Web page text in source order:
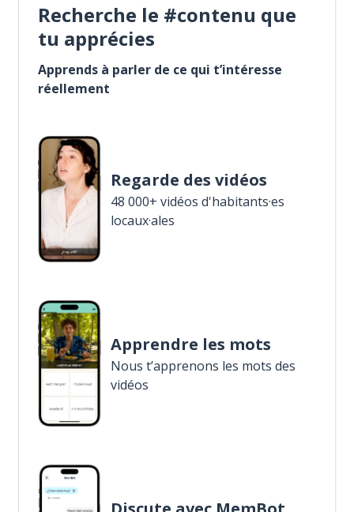
Recherche le #contenu que
tu apprécies
Apprends à parler de ce qui t’intéresse
réellement
Regarde des vidéos
48 000+ vidéos d'habitants·es
locaux·ales
Apprendre les mots
Nous t’apprenons les mots des
vidéos